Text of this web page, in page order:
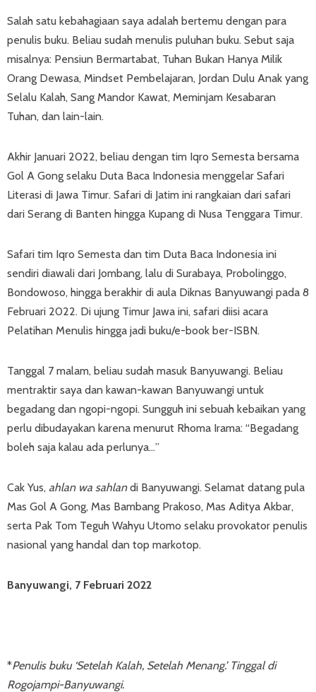
Salah satu kebahagiaan saya adalah bertemu dengan para
penulis buku. Beliau sudah menulis puluhan buku. Sebut saja
misalnya: Pensiun Bermartabat, Tuhan Bukan Hanya Milik
Orang Dewasa, Mindset Pembelajaran, Jordan Dulu Anak yang
Selalu Kalah, Sang Mandor Kawat, Meminjam Kesabaran
Tuhan, dan lain-lain.
Akhir Januari 2022, beliau dengan tim Iqro Semesta bersama
Gol A Gong selaku Duta Baca Indonesia menggelar Safari
Literasi di Jawa Timur. Safari di Jatim ini rangkaian dari safari
dari Serang di Banten hingga Kupang di Nusa Tenggara Timur.
Safari tim Iqro Semesta dan tim Duta Baca Indonesia ini
sendiri diawali dari Jombang, lalu di Surabaya, Probolinggo,
Bondowoso, hingga berakhir di aula Diknas Banyuwangi pada 8
Februari 2022. Di ujung Timur Jawa ini, safari diisi acara
Pelatihan Menulis hingga jadi buku/e-book ber-ISBN.
Tanggal 7 malam, beliau sudah masuk Banyuwangi. Beliau
mentraktir saya dan kawan-kawan Banyuwangi untuk
begadang dan ngopi-ngopi. Sungguh ini sebuah kebaikan yang
perlu dibudayakan karena menurut Rhoma Irama: “Begadang
boleh saja kalau ada perlunya…”
Cak Yus, ahlan wa sahlandi Banyuwangi. Selamat datang pula
Mas Gol A Gong, Mas Bambang Prakoso, Mas Aditya Akbar,
serta Pak Tom Teguh Wahyu Utomo selaku provokator penulis
nasional yang handal dan top markotop.
Banyuwangi, 7 Februari 2022
*Penulis buku ‘Setelah Kalah, Setelah Menang.’ Tinggal di
Rogojampi-Banyuwangi.